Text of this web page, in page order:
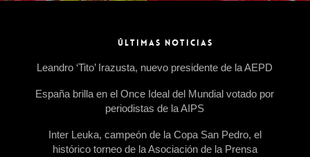
ÚLTIMAS NOTICIAS
Leandro ‘Tito’ Irazusta, nuevo presidente de la AEPD
España brilla en el Once Ideal del Mundial votado por
periodistas de la AIPS
Inter Leuka, campeón de la Copa San Pedro, el
histórico torneo de la Asociación de la Prensa